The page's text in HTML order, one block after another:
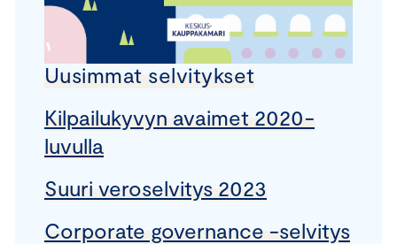
Uusimmat selvitykset
Kilpailukyvyn avaimet 2020-
luvulla
Suuri veroselvitys 2023
Corporate governance -selvitys